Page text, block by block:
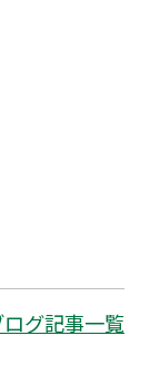
グ記事一覧